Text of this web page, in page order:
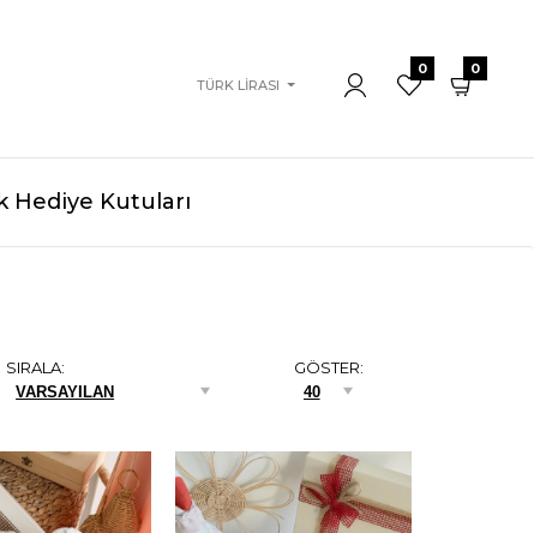
TÜRK LIRASI
0 0
Hediye Kutuları
SIRALA: GÖSTER: